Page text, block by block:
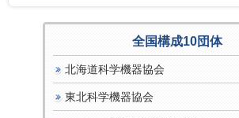
全国構成10団体
北海道科学機器協会
東北科学機器協会